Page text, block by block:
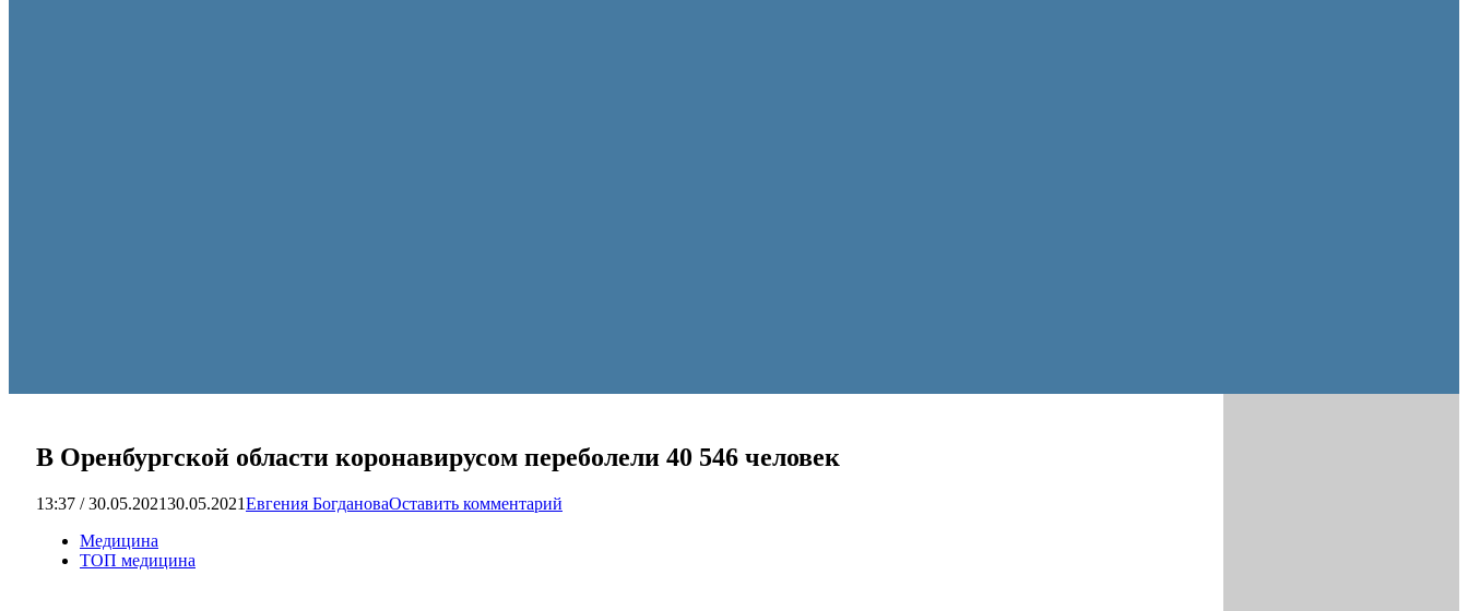
В Оренбургской области коронавирусом переболели 40 546 человек
13:37 / 30.05.202130.05.2021Евгения БогдановаОставить комментарий
Медицина
ТОП медицина